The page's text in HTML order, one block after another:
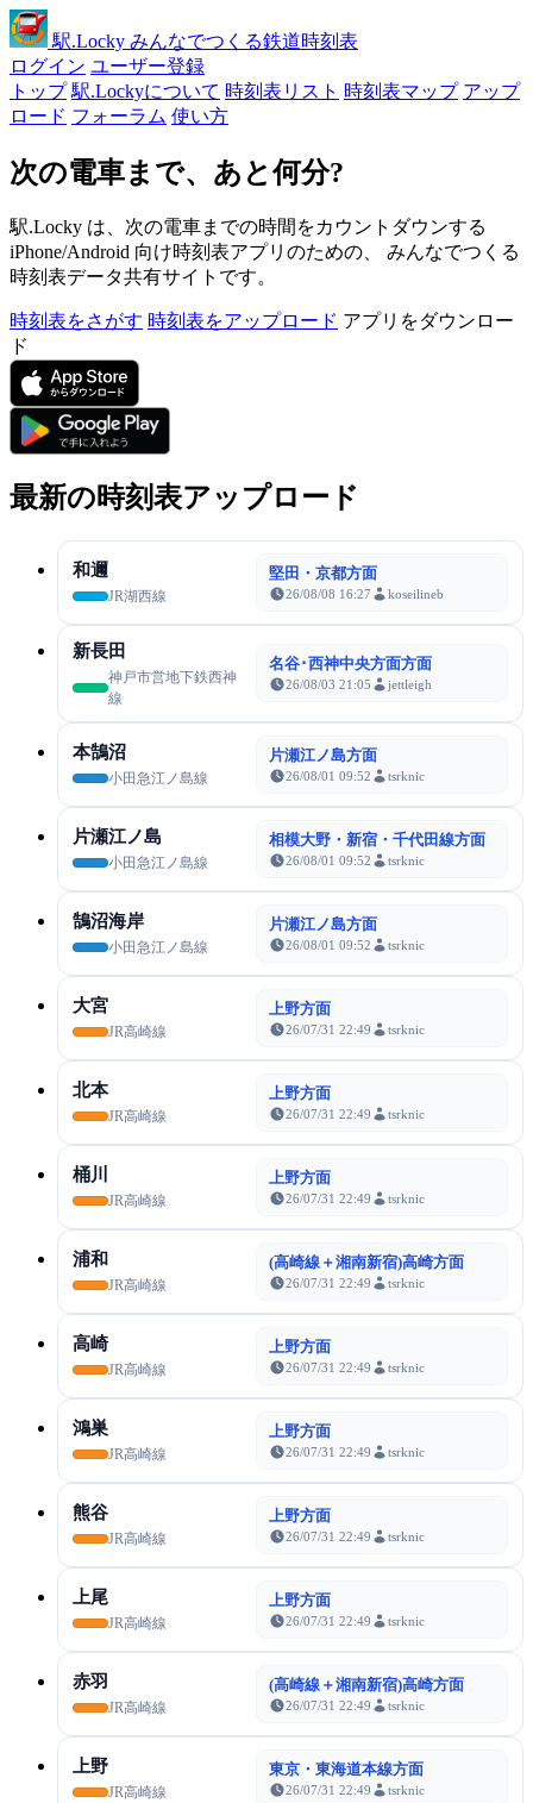
駅.Locky みんなでつくる鉄道時刻表
ログイン ユーザー登録
トップ 駅.Lockyについて 時刻表リスト 時刻表マップ アップ
ロード フォーラム 使い方
次の電車まで、あと何分?
駅.Locky は、次の電車までの時間をカウントダウンする
iPhone/Android 向け時刻表アプリのための、 みんなでつくる
時刻表データ共有サイトです。
時刻表をさがす 時刻表をアップロード アプリをダウンロー
ド
最新の時刻表アップロード
和邇
JR湖西線
堅田・京都方面
26/08/08 16:27 koseilineb
新長田
神戸市営地下鉄西神
線
名谷･西神中央方面方面
26/08/03 21:05 jettleigh
本鵠沼
小田急江ノ島線
片瀬江ノ島方面
26/08/01 09:52 tsrknic
片瀬江ノ島
小田急江ノ島線
相模大野・新宿・千代田線方面
26/08/01 09:52 tsrknic
鵠沼海岸
小田急江ノ島線
片瀬江ノ島方面
26/08/01 09:52 tsrknic
大宮
JR高崎線
上野方面
26/07/31 22:49 tsrknic
北本
JR高崎線
上野方面
26/07/31 22:49 tsrknic
桶川
JR高崎線
上野方面
26/07/31 22:49 tsrknic
浦和
JR高崎線
(高崎線＋湘南新宿)高崎方面
26/07/31 22:49 tsrknic
高崎
JR高崎線
上野方面
26/07/31 22:49 tsrknic
鴻巣
JR高崎線
上野方面
26/07/31 22:49 tsrknic
熊谷
JR高崎線
上野方面
26/07/31 22:49 tsrknic
上尾
JR高崎線
上野方面
26/07/31 22:49 tsrknic
赤羽
JR高崎線
(高崎線＋湘南新宿)高崎方面
26/07/31 22:49 tsrknic
上野
JR高崎線
東京・東海道本線方面
26/07/31 22:49 tsrknic